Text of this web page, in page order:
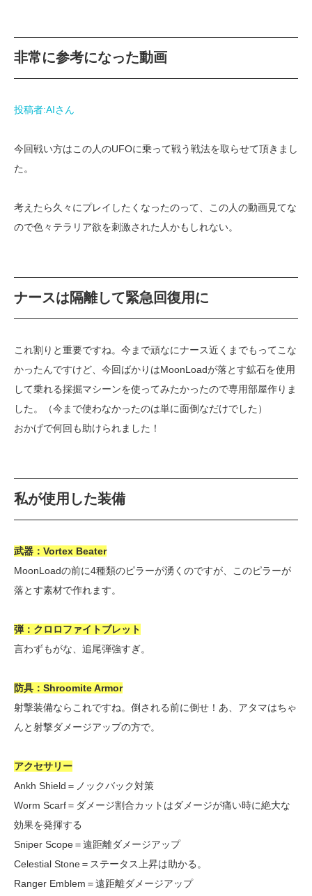
非常に参考になった動画
投稿者:AIさん
今回戦い方はこの人のUFOに乗って戦う戦法を取らせて頂きまし
た。
考えたら久々にプレイしたくなったのって、この人の動画見てな
ので色々テラリア欲を刺激された人かもしれない。
ナースは隔離して緊急回復用に
これ割りと重要ですね。今まで頑なにナース近くまでもってこな
かったんですけど、今回ばかりはMoonLoadが落とす鉱石を使用
して乗れる採掘マシーンを使ってみたかったので専用部屋作りま
した。（今まで使わなかったのは単に面倒なだけでした）
おかげで何回も助けられました！
私が使用した装備
武器：Vortex Beater
MoonLoadの前に4種類のピラーが湧くのですが、このピラーが
落とす素材で作れます。
弾：クロロファイトブレット
言わずもがな、追尾弾強すぎ。
防具：Shroomite Armor
射撃装備ならこれですね。倒される前に倒せ！あ、アタマはちゃ
んと射撃ダメージアップの方で。
アクセサリー
Ankh Shield＝ノックバック対策
Worm Scarf＝ダメージ割合カットはダメージが痛い時に絶大な
効果を発揮する
Sniper Scope＝遠距離ダメージアップ
Celestial Stone＝ステータス上昇は助かる。
Ranger Emblem＝遠距離ダメージアップ